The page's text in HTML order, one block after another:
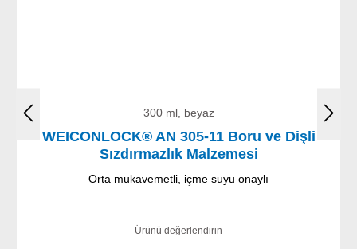
300 ml, beyaz
WEICONLOCK® AN 305-11 Boru ve Dişli
Sızdırmazlık Malzemesi
Orta mukavemetli, içme suyu onaylı
Ürünü değerlendirin